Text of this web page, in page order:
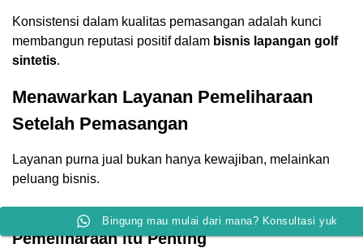
Konsistensi dalam kualitas pemasangan adalah kunci
membangun reputasi positif dalam bisnis lapangan golf
sintetis.
Menawarkan Layanan Pemeliharaan
Setelah Pemasangan
Layanan purna jual bukan hanya kewajiban, melainkan
peluang bisnis.
Mengapa Memberikan Panduan
Pemeliharaan itu Penting
Bingung mau mulai dari mana? Konsultasi yuk